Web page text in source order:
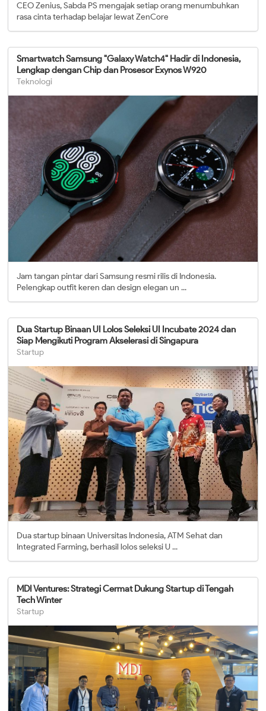
CEO Zenius, Sabda PS mengajak setiap orang menumbuhkan
rasa cinta terhadap belajar lewat ZenCore
Smartwatch Samsung "Galaxy Watch4" Hadir di Indonesia,
Lengkap dengan Chip dan Prosesor Exynos W920
Teknologi
Jam tangan pintar dari Samsung resmi rilis di Indonesia.
Pelengkap outfit keren dan design elegan un ...
Dua Startup Binaan UI Lolos Seleksi UI Incubate 2024 dan
Siap Mengikuti Program Akselerasi di Singapura
Startup
Dua startup binaan Universitas Indonesia, ATM Sehat dan
Integrated Farming, berhasil lolos seleksi U ...
MDI Ventures: Strategi Cermat Dukung Startup di Tengah
Tech Winter
Startup